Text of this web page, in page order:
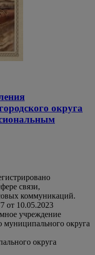
округа
связи,
коммуникаций.
от 10.05.2023
учреждение
муниципального округа
округа